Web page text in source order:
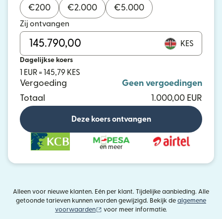
€200 €2.000 €5.000
Zij ontvangen
KES
Dagelijkse koers
1 EUR = 145,79 KES
Vergoeding
Geen vergoedingen
Totaal
1.000,00 EUR
Deze koers ontvangen
en meer
Alleen voor nieuwe klanten. Eén per klant. Tijdelijke aanbieding. Alle
getoonde tarieven kunnen worden gewijzigd. Bekijk de algemene
voorwaarden
(wordt geopend in een nieuw venster)
voor meer informatie.